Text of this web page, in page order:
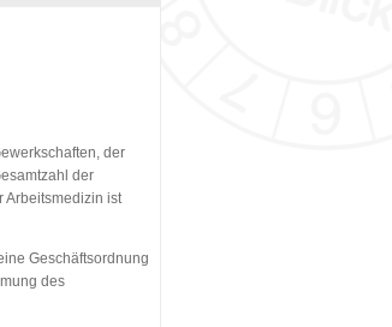
der
der
Arbeitsmedizin ist
Geschäftsordnung
des